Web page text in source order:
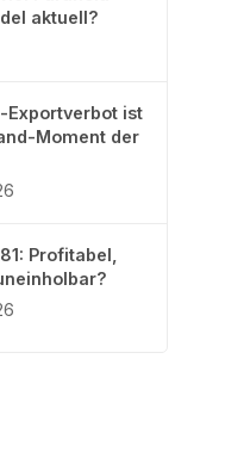
aktuell?
Exportverbot ist
Moment der
Profitabel,